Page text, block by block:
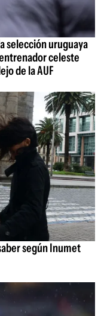
selección uruguaya
celeste
de la AUF
según Inumet